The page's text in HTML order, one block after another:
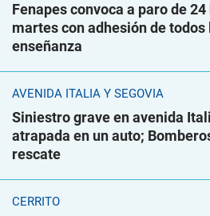
Fenapes convoca a paro de
martes con adhesión de
enseñanza
AVENIDA ITALIA Y SEGOVIA
Siniestro grave en avenida
atrapada en un auto;
rescate
CERRITO